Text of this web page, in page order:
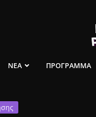
ΝΕΑ ΠΡΟΓΡΑΜΜΑ